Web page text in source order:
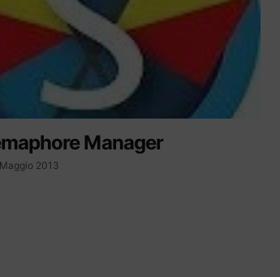
Manager
2013